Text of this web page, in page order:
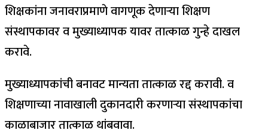
शिक्षकांना जनावराप्रमाणे वागणूक देणाऱ्या शिक्षण
संस्थापकावर व मुख्याध्यापक यावर तात्काळ गुन्हे दाखल
करावे.
मुख्याध्यापकांची बनावट मान्यता तात्काळ रद्द करावी. व
शिक्षणाच्या नावाखाली दुकानदारी करणाऱ्या संस्थापकांचा
काळाबाजार तात्काळ थांबवावा.